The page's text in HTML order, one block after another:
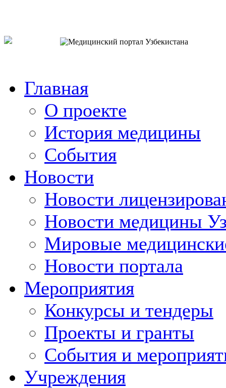
Главная
О проекте
История медицины
События
Новости
Новости
Новости медицины
Мировые
Новости портала
Мероприятия
Конкурсы и тендеры
Проекты и гранты
События и
Учреждения